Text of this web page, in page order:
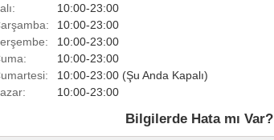
10:00-23:00
10:00-23:00
10:00-23:00
10:00-23:00
10:00-23:00 (Şu Anda Kapalı)
10:00-23:00
Bilgilerde Hata mı Var?